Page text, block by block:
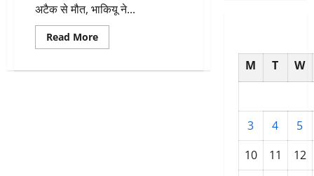
अटैक से मौत, भाकियू ने...
Read MoreRead
more
लोन
M T W
3 4
5
10
11
12